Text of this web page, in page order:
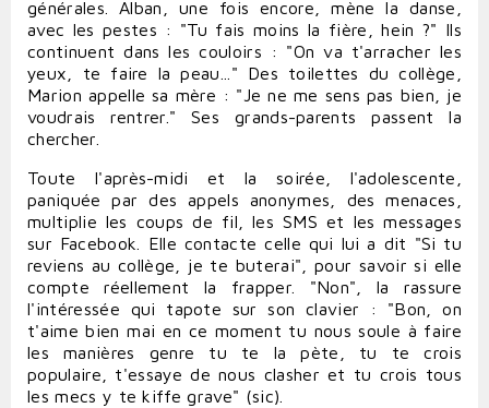
générales. Alban, une fois encore, mène la danse,
avec les pestes : "Tu fais moins la fière, hein ?" Ils
continuent dans les couloirs : "On va t'arracher les
yeux, te faire la peau..." Des toilettes du collège,
Marion appelle sa mère : "Je ne me sens pas bien, je
voudrais rentrer." Ses grands-parents passent la
chercher.
Toute l'après-midi et la soirée, l'adolescente,
paniquée par des appels anonymes, des menaces,
multiplie les coups de fil, les SMS et les messages
sur Facebook. Elle contacte celle qui lui a dit "Si tu
reviens au collège, je te buterai", pour savoir si elle
compte réellement la frapper. "Non", la rassure
l'intéressée qui tapote sur son clavier : "Bon, on
t'aime bien mai en ce moment tu nous soule à faire
les manières genre tu te la pète, tu te crois
populaire, t'essaye de nous clasher et tu crois tous
les mecs y te kiffe grave" (sic).